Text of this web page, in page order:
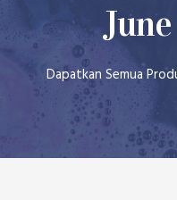
Dapatkan Semua